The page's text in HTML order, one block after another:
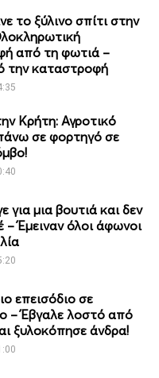
το ξύλινο σπίτι στην
από τη φωτιά –
την καταστροφή
Κρήτη: Αγροτικό
σε φορτηγό σε
για μια βουτιά και δεν
– Έμειναν όλοι άφωνοι
επεισόδιο σε
– Έβγαλε λοστό από
ξυλοκόπησε άνδρα!